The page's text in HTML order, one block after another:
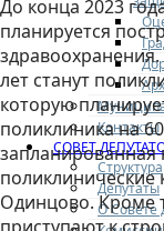
Контакты
СОВЕТ
Структура
Депутаты
О Совете
До конца 2023
планируется
лет станут
которую
поликлиника на
запланированная
Одинцово. Кроме